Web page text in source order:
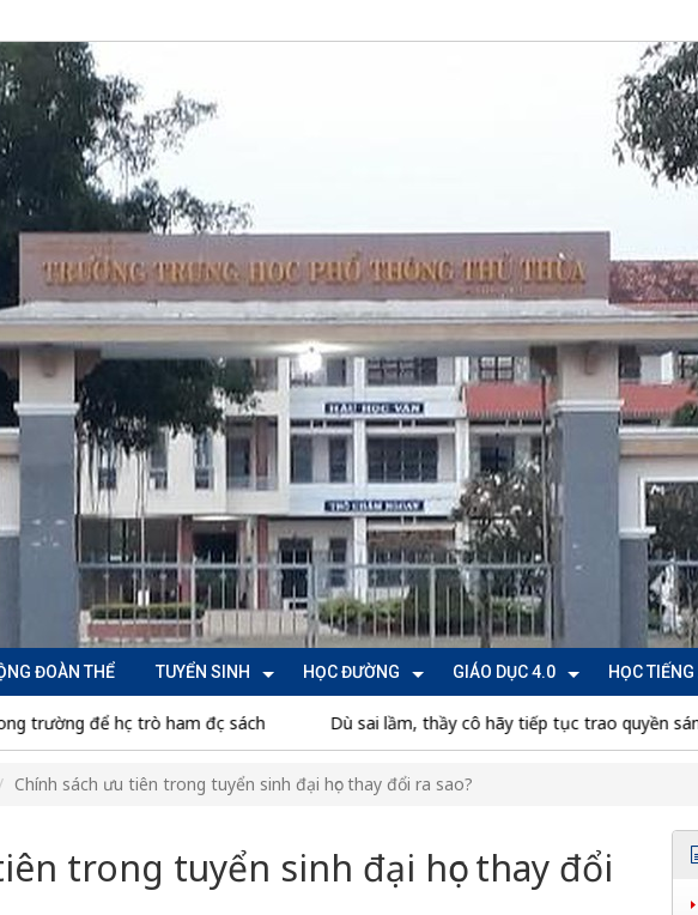
ĐOÀN THỂ TUYỂN SINH HỌC ĐƯỜNG GIÁO DỤC 4.0 HỌC TIẾNG
trò ham đọc sách Dù sai lầm, thầy cô hãy tiếp tục trao quyền sáng tạo cho
Chính sách ưu tiên trong tuyển sinh đại học thay đổi ra sao?
trong tuyển sinh đại học thay đổi